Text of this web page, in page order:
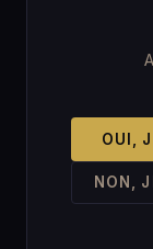
OUI,
NON,